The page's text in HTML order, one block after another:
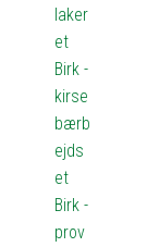
laker
et
Birk -
kirse
bærb
ejds
et
Birk -
prov